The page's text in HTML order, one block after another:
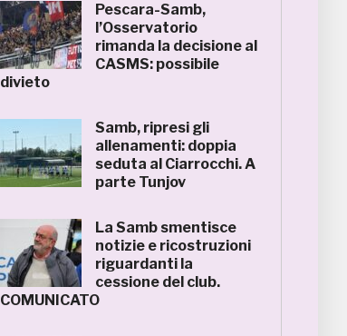
Pescara-Samb,
l’Osservatorio
rimanda la decisione al
CASMS: possibile
divieto
Samb, ripresi gli
allenamenti: doppia
seduta al Ciarrocchi. A
parte Tunjov
La Samb smentisce
notizie e ricostruzioni
riguardanti la
cessione del club.
COMUNICATO